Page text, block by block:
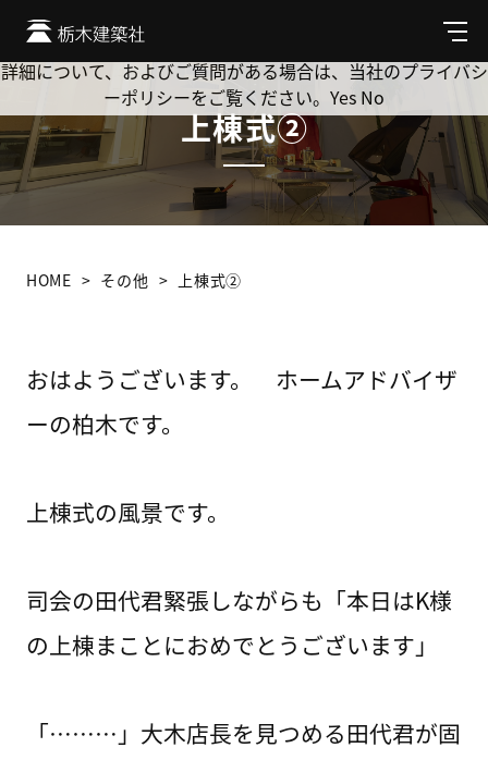
メ
ニ
ュ
上棟式②
HOME その他 上棟式②
おはようございます。 ホームアドバイザ
ーの柏木です。
上棟式の風景です。
司会の田代君緊張しながらも「本日はK様
の上棟まことにおめでとうございます」
「………」大木店長を見つめる田代君が固
Cookie を使用して、お客様の活動を追跡してもよろしいです
か? 当社ではお客様のプライバシーを極めて重視しています。
詳細について、およびご質問がある場合は、当社のプライバシ
ーポリシーをご覧ください。 Yes No